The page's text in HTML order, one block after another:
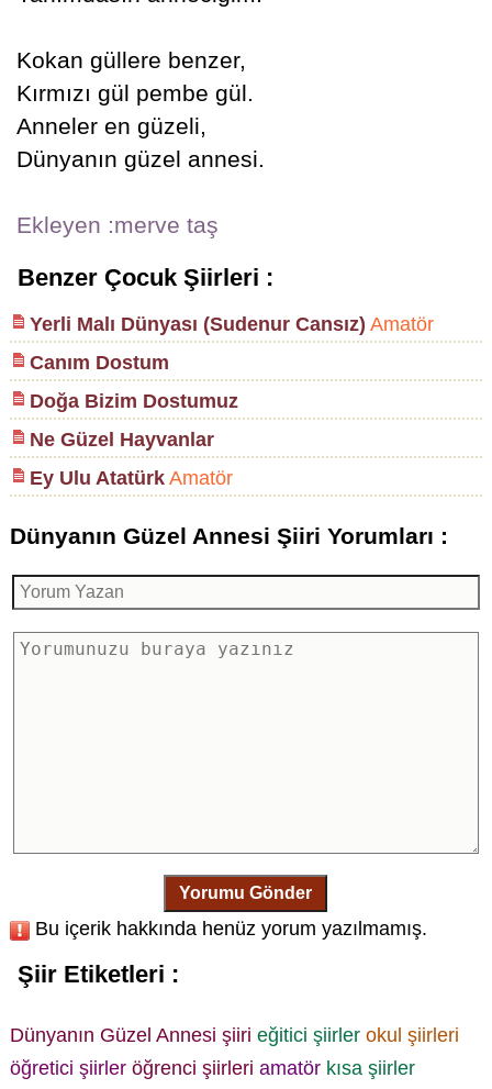
Kokan güllere benzer,
Kırmızı gül pembe gül.
Anneler en güzeli,
Dünyanın güzel annesi.
Ekleyen :merve taş
Benzer Çocuk Şiirleri :
Yerli Malı Dünyası (Sudenur Cansız) Amatör
Canım Dostum
Doğa Bizim Dostumuz
Ne Güzel Hayvanlar
Ey Ulu AtatürkAmatör
Dünyanın Güzel Annesi Şiiri Yorumları :
Yorumu Gönder
Bu içerik hakkında henüz yorum yazılmamış.
Şiir Etiketleri :
Dünyanın Güzel Annesi şiiri eğitici şiirler okul şiirleri
öğretici şiirler öğrenci şiirleri amatör kısa şiirler